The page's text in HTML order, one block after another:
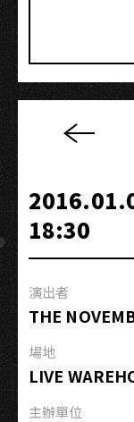
CITY
城
市
廢
話
18:30
演出者
THE
場地
LIVE
主辦單位